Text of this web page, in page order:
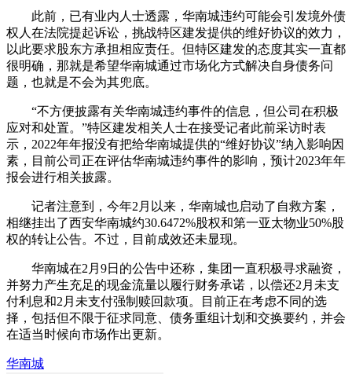
此前，已有业内人士透露，华南城违约可能会引发境外债
权人在法院提起诉讼，挑战特区建发提供的维好协议的效力，
以此要求股东方承担相应责任。但特区建发的态度其实一直都
很明确，那就是希望华南城通过市场化方式解决自身债务问
题，也就是不会为其兜底。
“不方便披露有关华南城违约事件的信息，但公司在积极
应对和处置。”特区建发相关人士在接受记者此前采访时表
示，2022年年报没有把给华南城提供的“维好协议”纳入影响因
素，目前公司正在评估华南城违约事件的影响，预计2023年年
报会进行相关披露。
记者注意到，今年2月以来，华南城也启动了自救方案，
相继挂出了西安华南城约30.6472%股权和第一亚太物业50%股
权的转让公告。不过，目前成效还未显现。
华南城在2月9日的公告中还称，集团一直积极寻求融资，
并努力产生充足的现金流量以履行财务承诺，以偿还2月未支
付利息和2月未支付强制赎回款项。目前正在考虑不同的选
择，包括但不限于征求同意、债务重组计划和交换要约，并会
在适当时候向市场作出更新。
华南城